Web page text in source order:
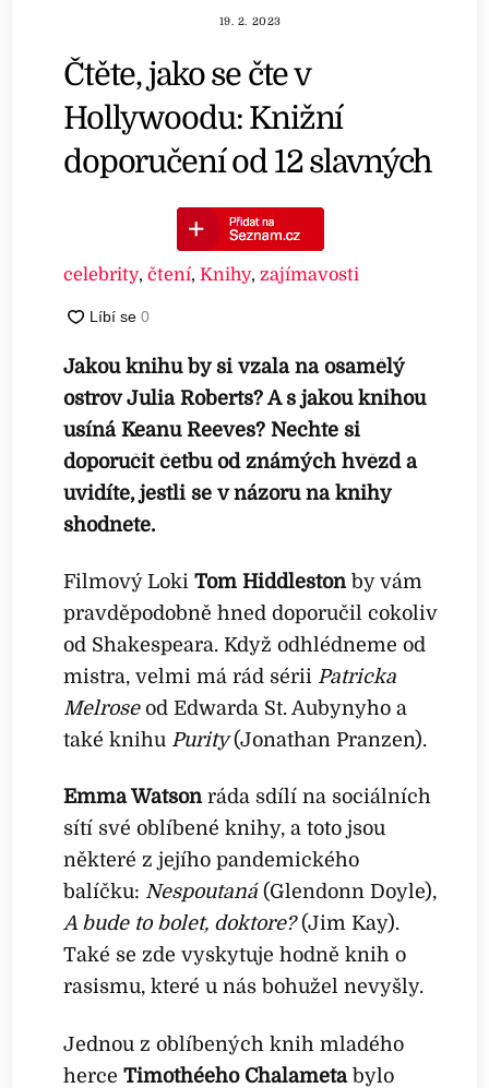
19. 2. 2023
Čtěte, jako se čte v
Hollywoodu: Knižní
doporučení od 12 slavných
celebrity,čtení,Knihy,zajímavosti
Jakou knihu by si vzala na osamělý
ostrov Julia Roberts? A s jakou knihou
usíná Keanu Reeves? Nechte si
doporučit četbu od známých hvězd a
uvidíte, jestli se v názoru na knihy
shodnete.
Filmový LokiTom Hiddleston by vám
pravděpodobně hned doporučil cokoliv
od Shakespeara. Když odhlédneme od
mistra, velmi má rád sérii Patricka
Melroseod Edwarda St. Aubynyho a
také knihu Purity(Jonathan Pranzen).
Emma Watsonráda sdílí na sociálních
sítí své oblíbené knihy, a toto jsou
některé z jejího pandemického
balíčku: Nespoutaná (Glendonn Doyle),
A bude to bolet, doktore?(Jim Kay).
Také se zde vyskytuje hodně knih o
rasismu, které u nás bohužel nevyšly.
Jednou z oblíbených knih mladého
herceTimothéeho Chalametabylo